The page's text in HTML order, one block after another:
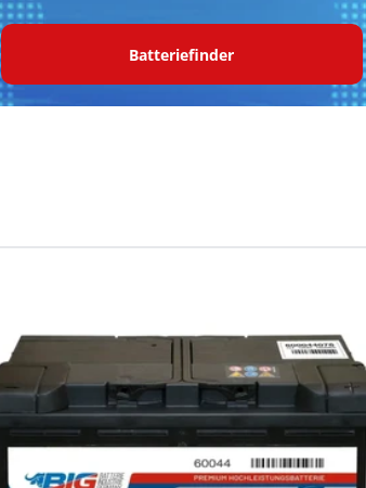
Batteriefinder